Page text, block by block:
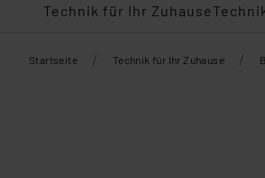
Technik für Ihr Zuhause
Startseite / Technik für Ihr Zuhause /